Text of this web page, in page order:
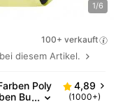
1/6
100+ verkauft
bei diesem Artikel.
Poly
Bu
4,89
(1000+)